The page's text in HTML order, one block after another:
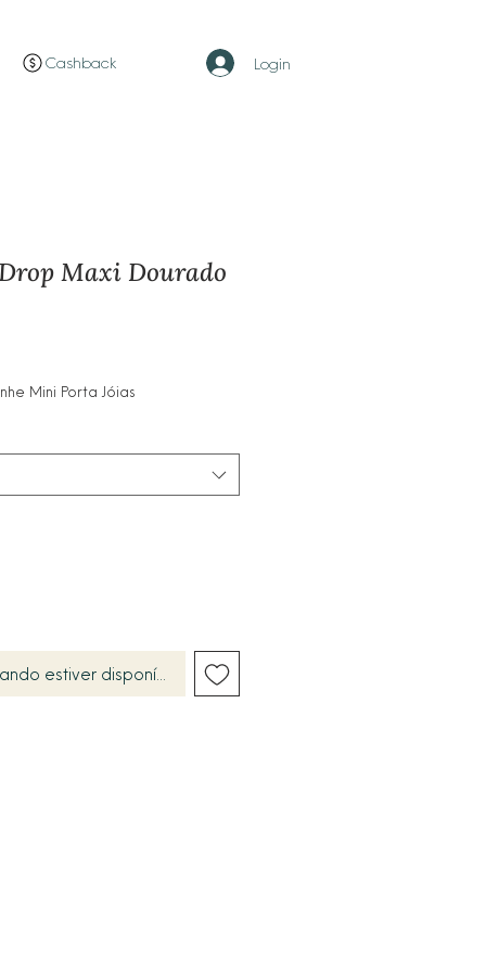
Cashback Login
Maxi Dourado
Mini Porta Jóias
estiver disponível